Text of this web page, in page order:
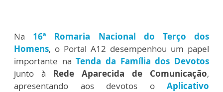
Na 16ª Romaria Nacional do Terço dos
Homens, o Portal A12 desempenhou um papel
importante naTenda da Família dos Devotos
junto à Rede Aparecida de Comunicação,
apresentando aos devotos o Aplicativo